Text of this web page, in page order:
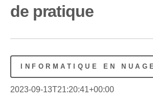
de pratique
INFORMATIQUE EN NUAGE
2023-09-13T21:20:41+00:00